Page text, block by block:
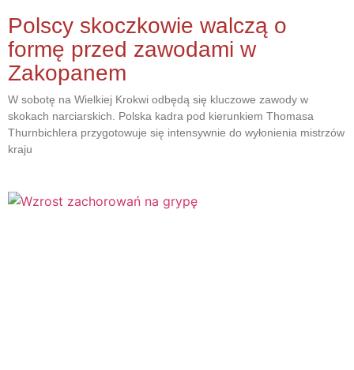
Polscy skoczkowie walczą o
formę przed zawodami w
Zakopanem
W sobotę na Wielkiej Krokwi odbędą się kluczowe zawody w
skokach narciarskich. Polska kadra pod kierunkiem Thomasa
Thurnbichlera przygotowuje się intensywnie do wyłonienia mistrzów
kraju